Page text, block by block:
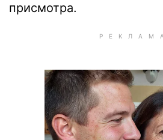
присмотра.